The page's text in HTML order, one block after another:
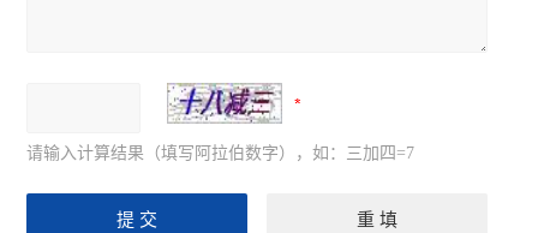
请输入计算结果（填写阿拉伯数字），如：三加四=7